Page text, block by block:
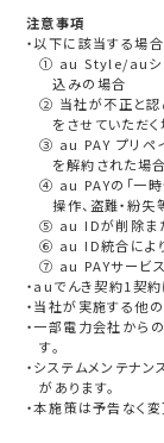
注意事項
・以下に該当する場
① au Style/auショ
込みの場合
② 当社が不正と認
をさせていただく
③ au PAY プリペ
を解約された場合
④ au PAYの「一時
操作、盗難・紛
⑤ au IDが削除また
⑥ au ID統合によ
⑦ au PAYサービス
・auでんき契約1契約
・当社が実施する他
・一部電力会社から
す。
・システムメンテナ
があります。
・本施策は予告なく